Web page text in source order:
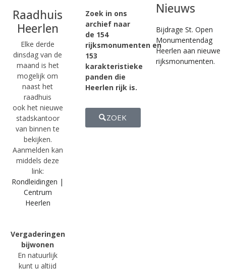
Raadhuis
Heerlen
Elke derde
dinsdag van de
maand is het
mogelijk om
naast het
raadhuis
ook het nieuwe
stadskantoor
van binnen te
bekijken.
Aanmelden kan
middels deze
link:
Rondleidingen |
Centrum
Heerlen
Vergaderingen
bijwonen
En natuurlijk
kunt u altijd
Zoek in ons
archief naar
de 154
rijksmonumenten en
153
karakteristieke
panden die
Heerlen rijk is.
ZOEK
Nieuws
Bijdrage St. Open
Monumentendag
Heerlen aan nieuwe
rijksmonumenten.